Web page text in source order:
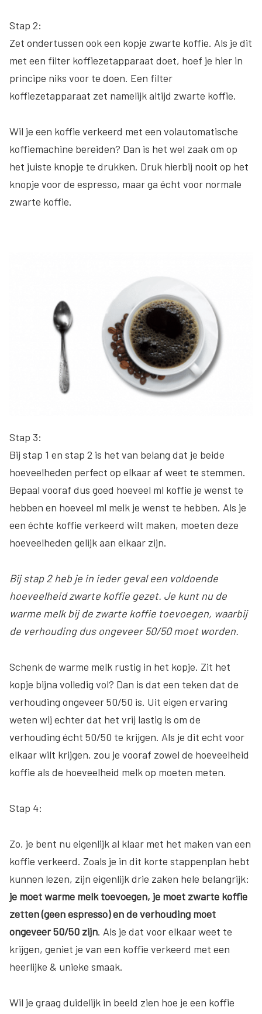
Stap 2:
Zet ondertussen ook een kopje zwarte koffie. Als je dit
met een filter koffiezetapparaat doet, hoef je hier in
principe niks voor te doen. Een filter
koffiezetapparaat zet namelijk altijd zwarte koffie.
Wil je een koffie verkeerd met een volautomatische
koffiemachine bereiden? Dan is het wel zaak om op
het juiste knopje te drukken. Druk hierbij nooit op het
knopje voor de espresso, maar ga écht voor normale
zwarte koffie.
Stap 3:
Bij stap 1 en stap 2 is het van belang dat je beide
hoeveelheden perfect op elkaar af weet te stemmen.
Bepaal vooraf dus goed hoeveel ml koffie je wenst te
hebben en hoeveel ml melk je wenst te hebben. Als je
een échte koffie verkeerd wilt maken, moeten deze
hoeveelheden gelijk aan elkaar zijn.
Bij stap 2 heb je in ieder geval een voldoende
hoeveelheid zwarte koffie gezet. Je kunt nu de
warme melk bij de zwarte koffie toevoegen, waarbij
de verhouding dus ongeveer 50/50 moet worden.
Schenk de warme melk rustig in het kopje. Zit het
kopje bijna volledig vol? Dan is dat een teken dat de
verhouding ongeveer 50/50 is. Uit eigen ervaring
weten wij echter dat het vrij lastig is om de
verhouding écht 50/50 te krijgen. Als je dit echt voor
elkaar wilt krijgen, zou je vooraf zowel de hoeveelheid
koffie als de hoeveelheid melk op moeten meten.
Stap 4:
Zo, je bent nu eigenlijk al klaar met het maken van een
koffie verkeerd. Zoals je in dit korte stappenplan hebt
kunnen lezen, zijn eigenlijk drie zaken hele belangrijk:
je moet warme melk toevoegen, je moet zwarte koffie
zetten (geen espresso) en de verhouding moet
ongeveer 50/50 zijn. Als je dat voor elkaar weet te
krijgen, geniet je van een koffie verkeerd met een
heerlijke & unieke smaak.
Wil je graag duidelijk in beeld zien hoe je een koffie